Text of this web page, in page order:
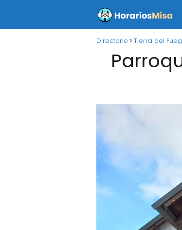
Directorio Tierra del